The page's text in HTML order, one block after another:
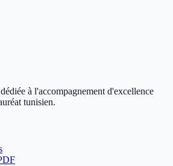
à l'accompagnement d'excellence
tunisien.